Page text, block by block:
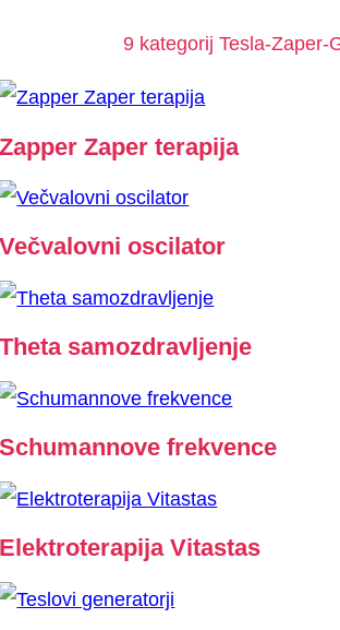
9 kategorij Tesla-Zaper-
Zapper Zaper terapija
Večvalovni oscilator
Theta samozdravljenje
Schumannove frekvence
Elektroterapija Vitastas